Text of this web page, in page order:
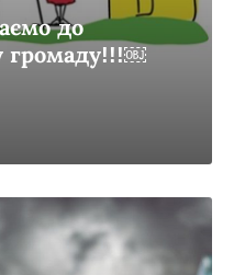
до
громаду!!!￼